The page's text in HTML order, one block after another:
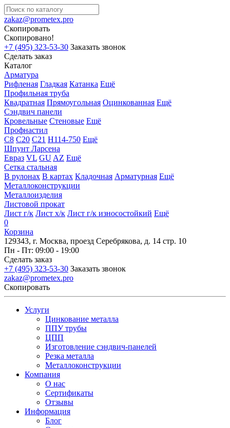
zakaz@prometex.pro
Скопировать
Скопировано!
+7 (495) 323-53-30 Заказать звонок
Сделать заказ
Каталог
Арматура
Рифленая Гладкая Катанка Ещё
Профильная труба
Квадратная Прямоугольная Оцинкованная Ещё
Сэндвич панели
Кровельные Стеновые Ещё
Профнастил
С8 С20 С21 Н114-750 Ещё
Шпунт Ларсена
Евраз VL GU AZ Ещё
Сетка стальная
В рулонах В картах Кладочная Арматурная Ещё
Металлоконструкции
Металлоизделия
Листовой прокат
Лист г/к Лист х/к Лист г/к износостойкий Ещё
0
Корзина
129343, г. Москва, проезд Серебрякова, д. 14 стр. 10
Пн - Пт: 09:00 - 19:00
Сделать заказ
+7 (495) 323-53-30 Заказать звонок
zakaz@prometex.pro
Скопировать
Услуги
Цинкование металла
ППУ трубы
ЦПП
Изготовление сэндвич-панелей
Резка металла
Металлоконструкции
Компания
О нас
Сертификаты
Отзывы
Информация
Блог